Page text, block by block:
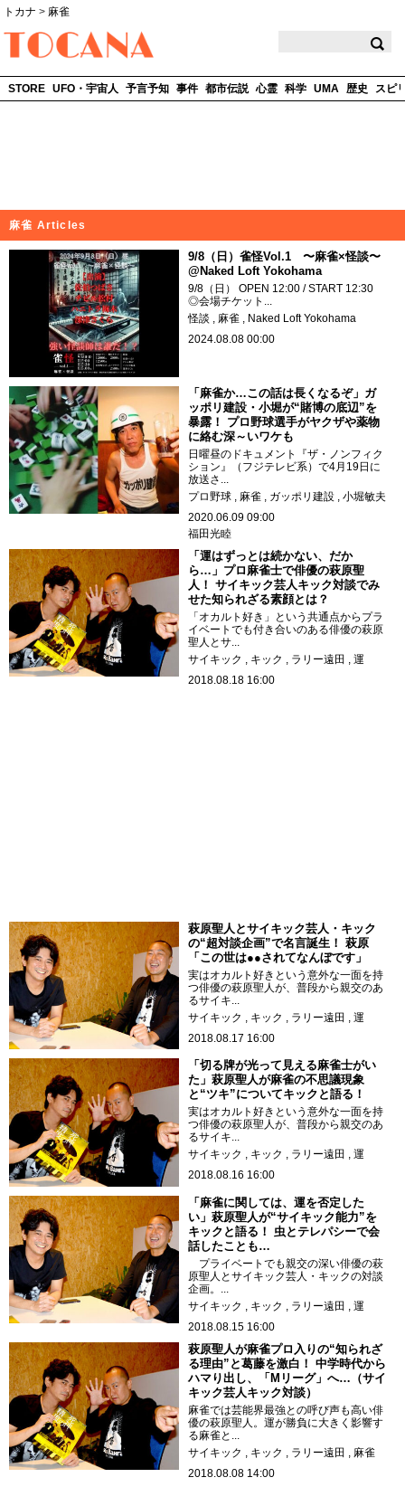
トカナ > 麻雀
STORE UFO・宇宙人 予言予知 事件 都市伝説 心霊 科学 UMA 歴史 スピ
麻雀 Articles
9/8（日）雀怪Vol.1 〜麻雀×怪談〜
@Naked Loft Yokohama
9/8（日） OPEN 12:00 / START 12:30
◎会場チケット...
怪談
麻雀
Naked Loft Yokohama
2024.08.08 00:00
「麻雀か…この話は長くなるぞ」ガ
ッポリ建設・小堀が“賭博の底辺”を
暴露！ プロ野球選手がヤクザや薬物
に絡む深～いワケも
日曜昼のドキュメント『ザ・ノンフィク
ション』（フジテレビ系）で4月19日に
放送さ...
プロ野球
麻雀 ガッポリ建設
小堀敏夫
2020.06.09 09:00
福田光睦
「運はずっとは続かない、だか
ら…」プロ麻雀士で俳優の萩原聖
人！ サイキック芸人キック対談でみ
せた知られざる素顔とは？
「オカルト好き」という共通点からプラ
イベートでも付き合いのある俳優の萩原
聖人とサ...
サイキック
キック ラリー遠田
運
2018.08.18 16:00
萩原聖人とサイキック芸人・キック
の“超対談企画”で名言誕生！ 萩原
「この世は●●されてなんぼです」
実はオカルト好きという意外な一面を持
つ俳優の萩原聖人が、普段から親交のあ
るサイキ...
サイキック
キック ラリー遠田
運
2018.08.17 16:00
「切る牌が光って見える麻雀士がい
た」萩原聖人が麻雀の不思議現象
と“ツキ”についてキックと語る！
実はオカルト好きという意外な一面を持
つ俳優の萩原聖人が、普段から親交のあ
るサイキ...
サイキック
キック ラリー遠田
運
2018.08.16 16:00
「麻雀に関しては、運を否定した
い」萩原聖人が“サイキック能力”を
キックと語る！ 虫とテレパシーで会
話したことも…
プライベートでも親交の深い俳優の萩
原聖人とサイキック芸人・キックの対談
企画。...
サイキック
キック ラリー遠田
運
2018.08.15 16:00
萩原聖人が麻雀プロ入りの“知られざ
る理由”と葛藤を激白！ 中学時代から
ハマり出し、「Mリーグ」へ…（サイ
キック芸人キック対談）
麻雀では芸能界最強との呼び声も高い俳
優の萩原聖人。運が勝負に大きく影響す
る麻雀と...
サイキック
キック ラリー遠田
麻雀
2018.08.08 14:00